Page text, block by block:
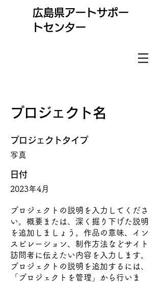
​広島県アートサポー
トセンター
プロジェクト名
プロジェクトタイプ
写真
日付
2023年4月
プロジェクトの説明を入力してくださ
い。概要または、深く掘り下げた説明
を追加しましょう。作品の意味、イン
スピレーション、制作方法などサイト
訪問者に伝えたい内容を入力します。
プロジェクトの説明を追加するには、
「プロジェクトを管理」から行いま